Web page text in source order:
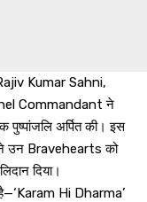
Kumar Sahni,
Commandant ने
अर्पित की। इस
ने उन Bravehearts को
दिया।
है—‘Karam Hi Dharma’